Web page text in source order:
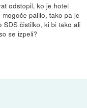
odstopil, ko je hotel
palilo, tako pa je
SDS čistilko, ki bi tako ali
se izpeli?